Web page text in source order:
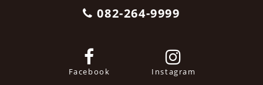
082-264-9999
Facebook Instagram